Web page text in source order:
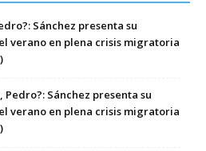
Sánchez presenta su
verano en plena crisis migratoria
Pedro?: Sánchez presenta su
verano en plena crisis migratoria